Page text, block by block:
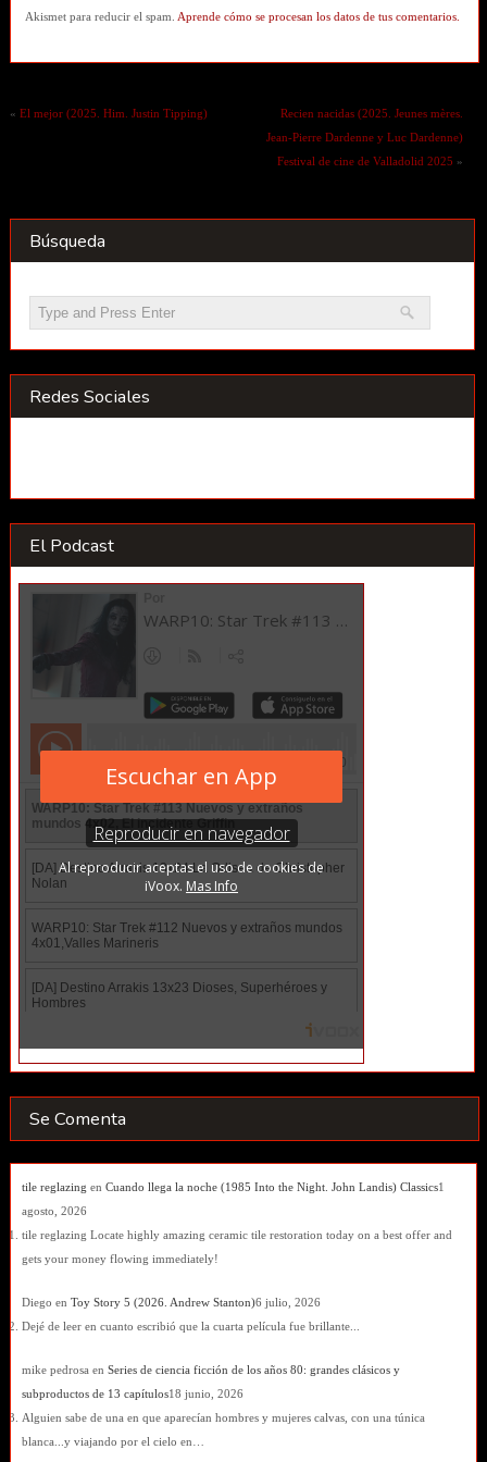
Akismet para reducir el spam. Aprende cómo se procesan los datos de tus comentarios.
« El mejor (2025. Him. Justin Tipping)
Recien nacidas (2025. Jeunes mères.
Jean-Pierre Dardenne y Luc Dardenne)
Festival de cine de Valladolid 2025 »
Búsqueda
Redes Sociales
El Podcast
Se Comenta
tile reglazing en Cuando llega la noche (1985 Into the Night. John Landis) Classics1
agosto, 2026
tile reglazing Locate highly amazing ceramic tile restoration today on a best offer and
gets your money flowing immediately!
Diego en Toy Story 5 (2026. Andrew Stanton)6 julio, 2026
Dejé de leer en cuanto escribió que la cuarta película fue brillante...
mike pedrosa en Series de ciencia ficción de los años 80: grandes clásicos y
subproductos de 13 capítulos18 junio, 2026
Alguien sabe de una en que aparecían hombres y mujeres calvas, con una túnica
blanca...y viajando por el cielo en…